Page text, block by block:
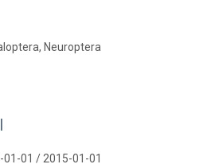
Neuroptera
01-01 / 2015-01-01